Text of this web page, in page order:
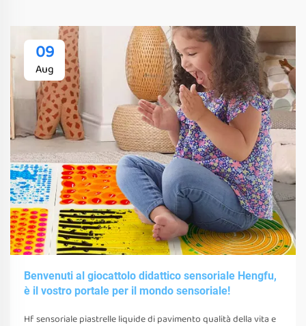
09
Aug
Benvenuti al giocattolo didattico sensoriale Hengfu,
è il vostro portale per il mondo sensoriale!
Hf sensoriale piastrelle liquide di pavimento qualità della vita e